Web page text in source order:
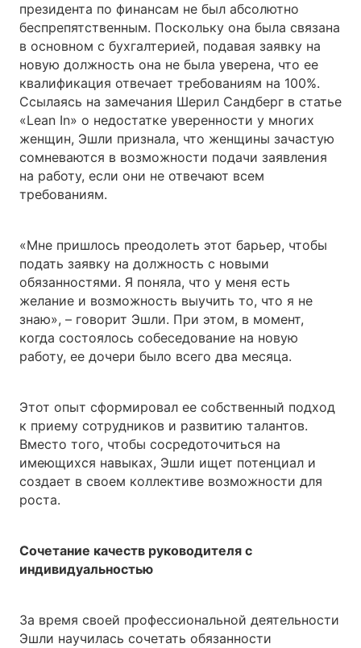
президента по финансам не был абсолютно
беспрепятственным. Поскольку она была связана
в основном с бухгалтерией, подавая заявку на
новую должность она не была уверена, что ее
квалификация отвечает требованиям на 100%.
Ссылаясь на замечания Шерил Сандберг в статье
«Lean In» о недостатке уверенности у многих
женщин, Эшли признала, что женщины зачастую
сомневаются в возможности подачи заявления
на работу, если они не отвечают всем
требованиям.
«Мне пришлось преодолеть этот барьер, чтобы
подать заявку на должность с новыми
обязанностями. Я поняла, что у меня есть
желание и возможность выучить то, что я не
знаю», – говорит Эшли. При этом, в момент,
когда состоялось собеседование на новую
работу, ее дочери было всего два месяца.
Этот опыт сформировал ее собственный подход
к приему сотрудников и развитию талантов.
Вместо того, чтобы сосредоточиться на
имеющихся навыках, Эшли ищет потенциал и
создает в своем коллективе возможности для
роста.
Сочетание качеств руководителя с
индивидуальностью
За время своей профессиональной деятельности
Эшли научилась сочетать обязанности